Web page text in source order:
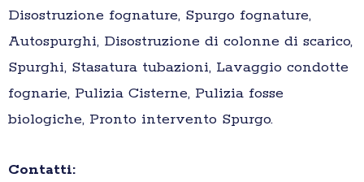
Disostruzione fognature, Spurgo fognature,
Autospurghi, Disostruzione di colonne di scarico,
Spurghi, Stasatura tubazioni, Lavaggio condotte
fognarie, Pulizia Cisterne, Pulizia fosse
biologiche, Pronto intervento Spurgo.
Contatti: